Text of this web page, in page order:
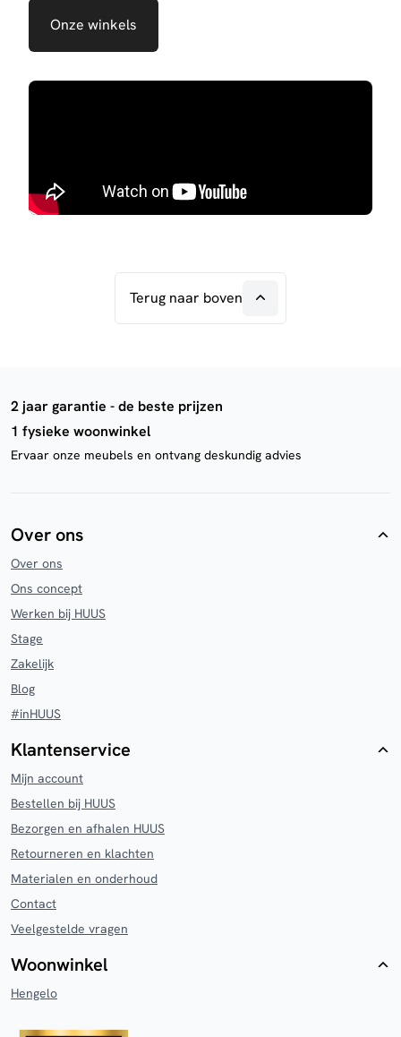
Onze winkels
Terug naar boven
2 jaar garantie - de beste prijzen
1 fysieke woonwinkel
Ervaar onze meubels en ontvang deskundig advies
Over ons
Over ons
Ons concept
Werken bij HUUS
Stage
Zakelijk
Blog
#inHUUS
Klantenservice
Mijn account
Bestellen bij HUUS
Bezorgen en afhalen HUUS
Retourneren en klachten
Materialen en onderhoud
Contact
Veelgestelde vragen
Woonwinkel
Hengelo